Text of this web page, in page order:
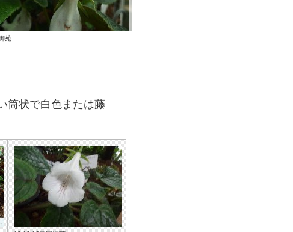
苑
筒状で白色または藤